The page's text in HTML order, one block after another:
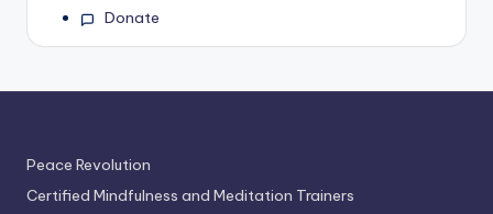
Donate
Peace Revolution
Certified Mindfulness and Meditation Trainers